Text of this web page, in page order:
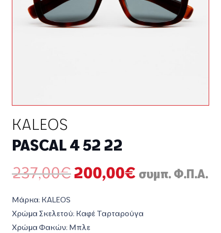
KALEOS
PASCAL 4 52 22
237,00€Original
price
237,00€.
200,00€ Η
τρέχουσα
είναι:
συμπ. Φ.Π.Α.
Μάρκα: KALEOS
Χρώμα Σκελετού: Καφέ Ταρταρούγα
Χρώμα Φακών: Μπλε